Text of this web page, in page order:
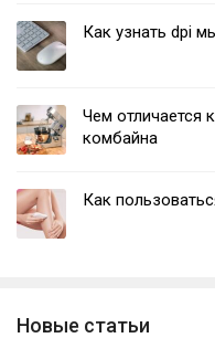
Как узнать dpi
Чем отличается
комбайна
Как
Новые статьи